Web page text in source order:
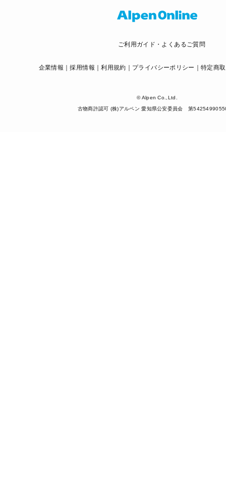
ご利用ガイド・よくあるご質問
企業情報 採用情報 利用規約 プライバシーポリシー 特定商
© Alpen Co.,Ltd.
古物商許認可 (株)アルペン 愛知県公安委員会 第